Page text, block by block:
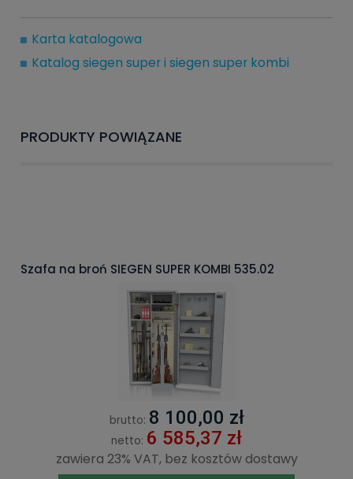
Karta katalogowa
Katalog siegen super i siegen super kombi
PRODUKTY POWIĄZANE
Szafa na broń SIEGEN SUPER KOMBI 535.02
brutto: 8 100,00 zł
netto: 6 585,37 zł
zawiera 23% VAT, bez kosztów dostawy